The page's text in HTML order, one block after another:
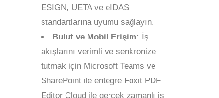
ESIGN, UETA ve eIDAS
standartlarına uyumu sağlayın.
Bulut ve Mobil Erişim: İş
akışlarını verimli ve senkronize
tutmak için Microsoft Teams ve
SharePoint ile entegre Foxit PDF
Editor Cloud ile gerçek zamanlı iş